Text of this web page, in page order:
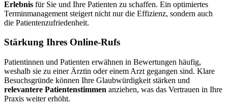
Erlebnis für Sie und Ihre Patienten zu schaffen. Ein optimiertes
Terminmanagement steigert nicht nur die Effizienz, sondern auch
die Patientenzufriedenheit.
Stärkung Ihres Online-Rufs
Patientinnen und Patienten erwähnen in Bewertungen häufig,
weshalb sie zu einer Ärztin oder einem Arzt gegangen sind. Klare
Besuchsgründe können Ihre Glaubwürdigkeit stärken und
relevantere Patientenstimmen anziehen, was das Vertrauen in Ihre
Praxis weiter erhöht.